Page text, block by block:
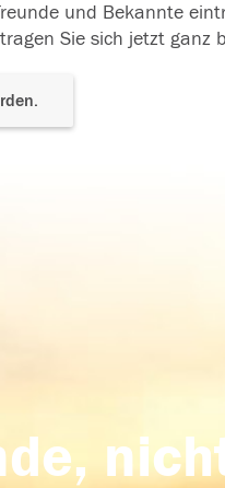
und Bekannte
Sie sich jetzt ganz